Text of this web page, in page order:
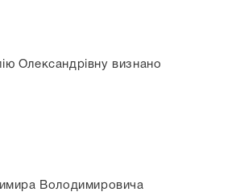
Олександрівну визнано
Володимировича